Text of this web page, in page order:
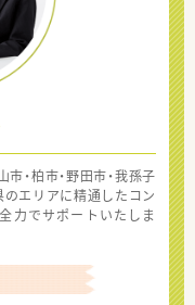
・柏市・野田市・我孫子
のエリアに精通したコン
力でサポートいたしま